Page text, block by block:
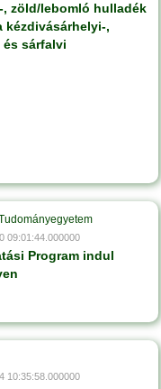
, zöld/lebomló hulladék
kézdivásárhelyi-,
sárfalvi
09:01:44.000000
Program indul
10:35:58.000000